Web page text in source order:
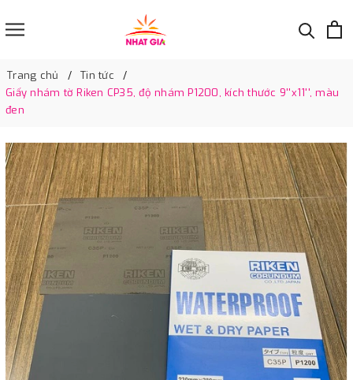
Trang chủ
Tin tức
Giấy nhám tờ Riken CP35, độ nhám P1200, kích thước 9''x11'', màu
đen